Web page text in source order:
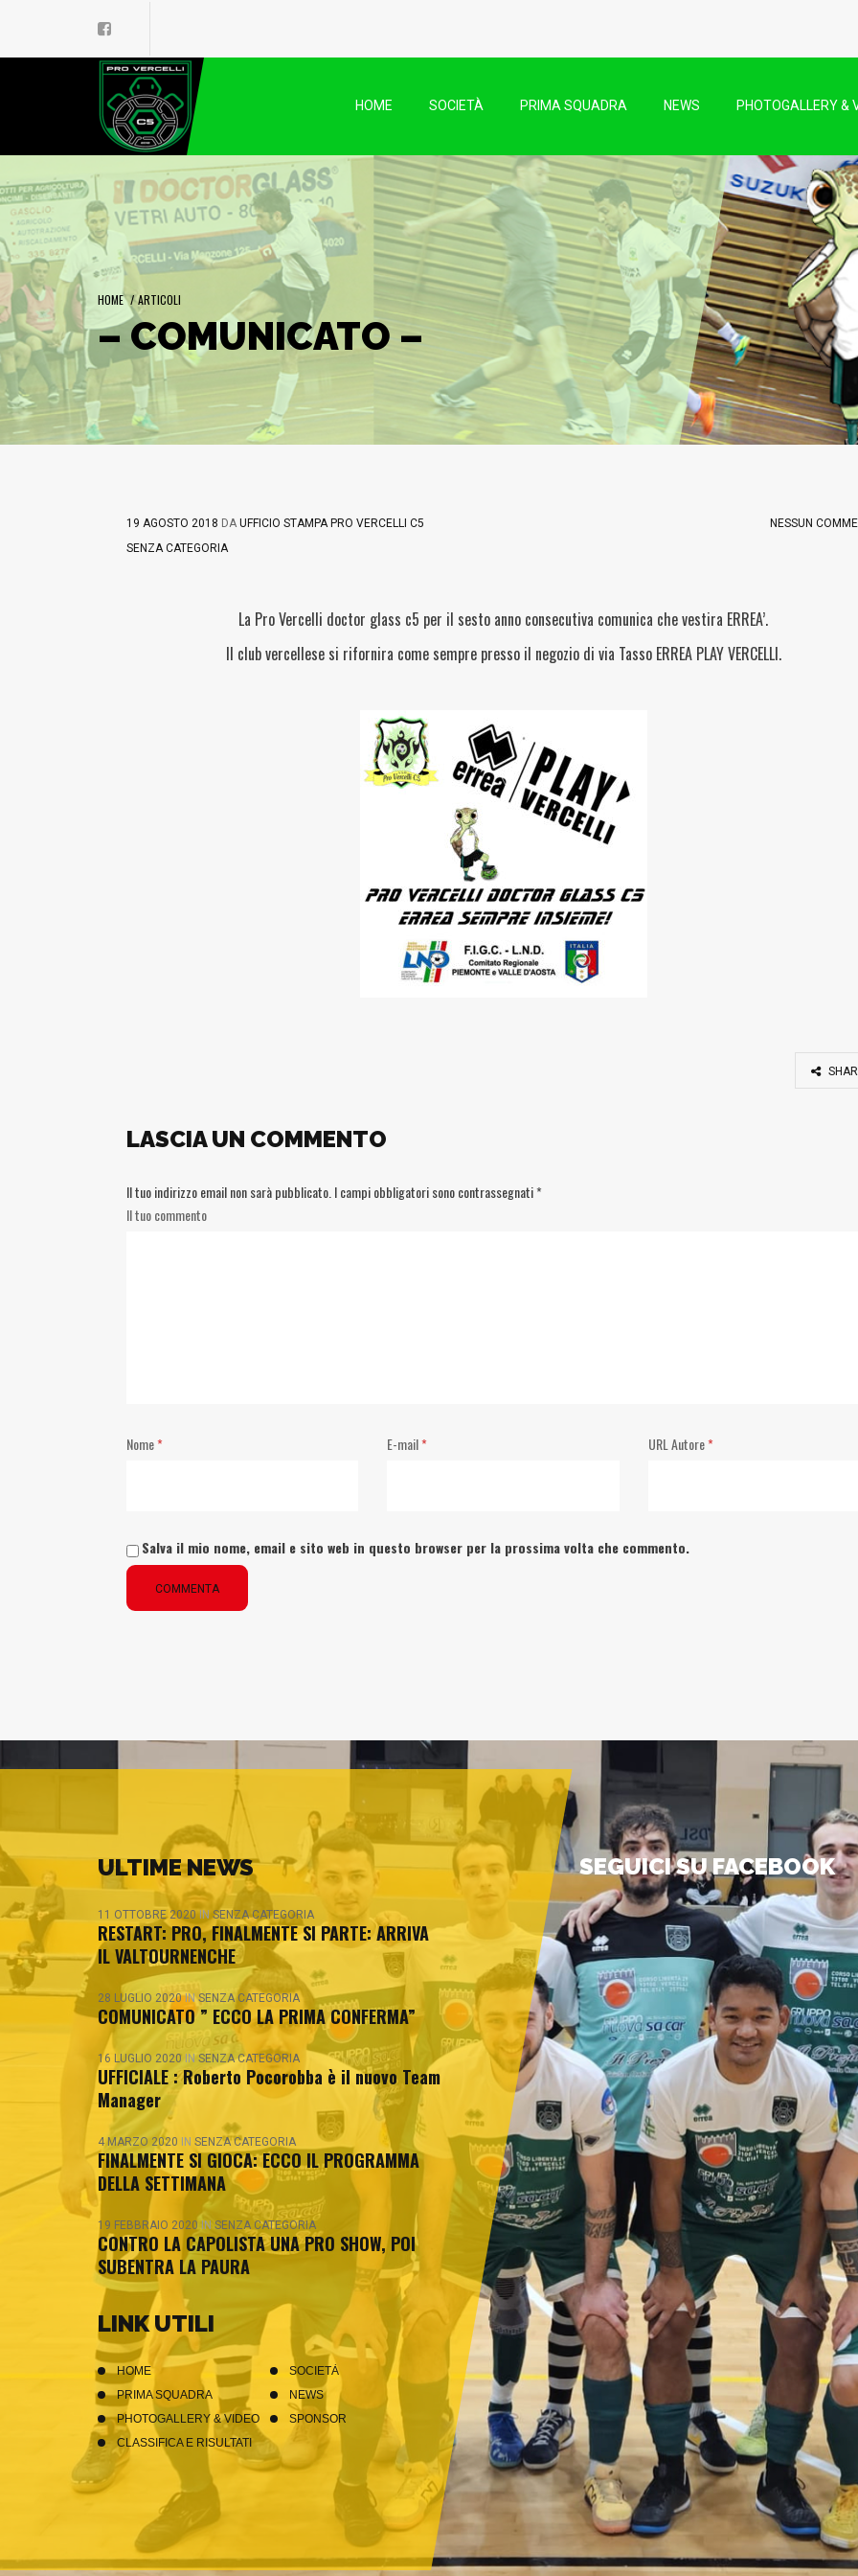
HOME SOCIETÀ PRIMA SQUADRA NEWS PHOTOGALLERY &
HOME / ARTICOLI
– COMUNICATO –
19 AGOSTO 2018 DA UFFICIO STAMPA PRO VERCELLI C5
SENZA CATEGORIA
NESSUN
La Pro Vercelli doctor glass c5 per il sesto anno consecutiva comunica che vestira ERREA’.
Il club vercellese si rifornira come sempre presso il negozio di via Tasso ERREA PLAY VERCELLI.
LASCIA UN COMMENTO
Il tuo indirizzo email non sarà pubblicato. I campi obbligatori sono contrassegnati*
Il tuo commento
Nome* E-mail* URL Autore*
Salva il mio nome, email e sito web in questo browser per la prossima volta che commento.
COMMENTA
ULTIME NEWS
11 OTTOBRE 2020IN SENZA CATEGORIA
RESTART: PRO, FINALMENTE SI PARTE: ARRIVA
IL VALTOURNENCHE
28 LUGLIO 2020INSENZA CATEGORIA
COMUNICATO ” ECCO LA PRIMA CONFERMA”
16 LUGLIO 2020 IN SENZA CATEGORIA
UFFICIALE : Roberto Pocorobba è il nuovo Team
Manager
4 MARZO 2020 IN SENZA CATEGORIA
FINALMENTE SI GIOCA: ECCO IL PROGRAMMA
DELLA SETTIMANA
19 FEBBRAIO 2020 IN SENZA CATEGORIA
CONTRO LA CAPOLISTA UNA PRO SHOW, POI
SUBENTRA LA PAURA
LINK UTILI
HOME
SOCIETÀ
PRIMA SQUADRA
NEWS
PHOTOGALLERY & VIDEO
SPONSOR
CLASSIFICA E RISULTATI
SEGUICI SU FACEBOOK